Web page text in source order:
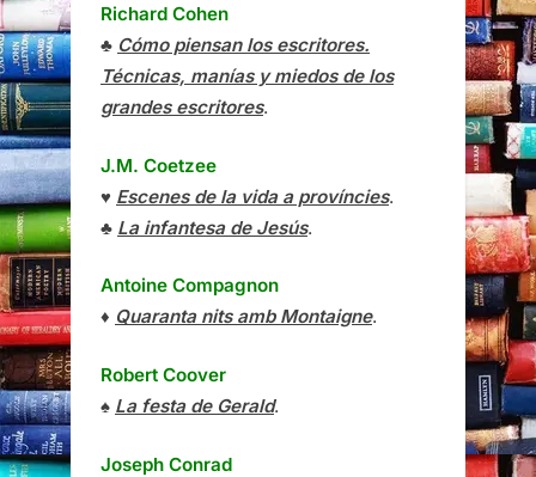
Richard Cohen
♣ Cómo piensan los escritores.
Técnicas, manías y miedos de los
grandes escritores.
J.M. Coetzee
♥ Escenes de la vida a províncies.
♣ La infantesa de Jesús.
Antoine Compagnon
♦ Quaranta nits amb Montaigne.
Robert Coover
♠ La festa de Gerald.
Joseph Conrad